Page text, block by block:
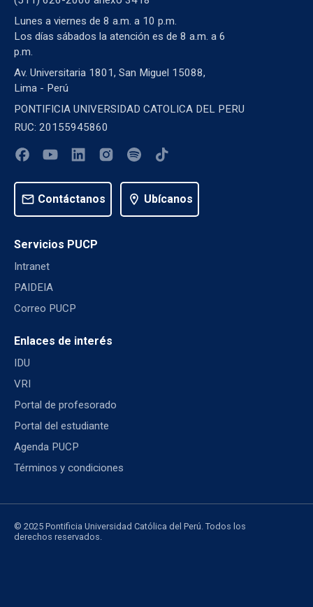
Lunes a viernes de 8 a.m. a 10 p.m.
Los días sábados la atención es de 8 a.m. a 6
p.m.
Av. Universitaria 1801, San Miguel 15088,
Lima - Perú
PONTIFICIA UNIVERSIDAD CATOLICA DEL PERU
RUC: 20155945860
mail Contáctanos location_on Ubícanos
Servicios PUCP
Intranet
PAIDEIA
Correo PUCP
Enlaces de interés
IDU
VRI
Portal de profesorado
Portal del estudiante
Agenda PUCP
Términos y condiciones
© 2025 Pontificia Universidad Católica del Perú. Todos los
derechos reservados.